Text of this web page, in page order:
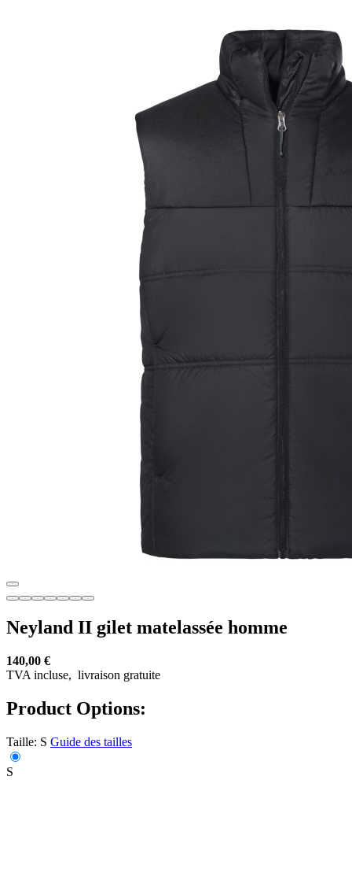
Neyland II gilet matelassée homme
140,00 €
TVA incluse, livraison gratuite
Product Options:
Taille: S Guide des tailles
S